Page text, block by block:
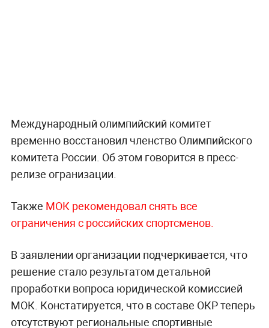
Международный олимпийский комитет
временно восстановил членство Олимпийского
комитета России. Об этом говорится в пресс-
релизе огранизации.
Также МОК рекомендовал снять все
ограничения с российских спортсменов.
В заявлении организации подчеркивается, что
решение стало результатом детальной
проработки вопроса юридической комиссией
МОК. Констатируется, что в составе ОКР теперь
отсутствуют региональные спортивные